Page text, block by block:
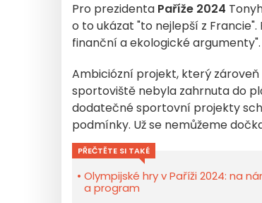
Pro prezidenta Paříže 2024
o to ukázat "to nejlepší z Francie".
finanční a ekologické argumenty".
Ambiciózní projekt, který
sportoviště nebyla zahrnuta do
dodatečné sportovní projekty
podmínky. Už se nemůžeme
PŘEČTĚTE SI TAKÉ
Olympijské hry v Paříži 2024: na
a program